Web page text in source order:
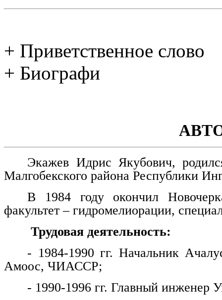
+ Приветственное слово
+ Биографи
Экажев Идрис Якубович,
Малгобекского района Республики
В 1984 году окончил
факультет – гидромелиорации,
Трудовая деятельность:
- 1984-1990 гг. Начальник
Амоос, ЧИАССР;
- 1990-1996 гг. Главный